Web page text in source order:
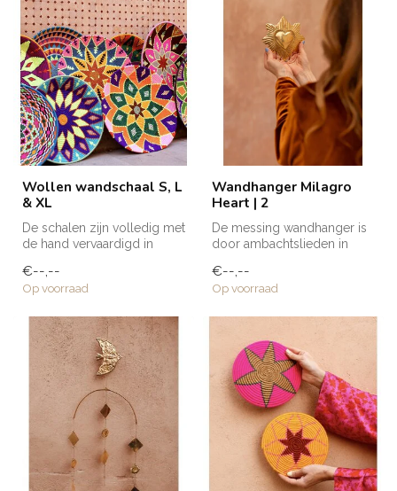
Wollen wandschaal S, L
& XL
De schalen zijn volledig met
de hand vervaardigd in
€--,--
Op voorraad
Wandhanger Milagro
Heart | 2
De messing wandhanger is
door ambachtslieden in
vervaardigd....
€--,--
Op voorraad